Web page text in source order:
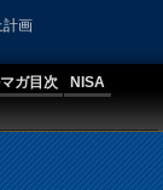
計画
ガ目次
NISA